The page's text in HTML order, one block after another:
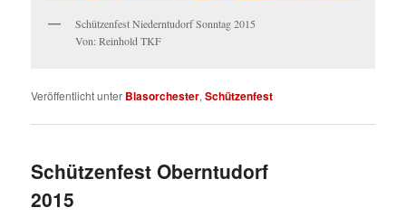
Schützenfest Niederntudorf Sonntag 2015
Von: Reinhold TKF
Veröffentlicht unter Blasorchester,Schützenfest
Schützenfest Oberntudorf
2015